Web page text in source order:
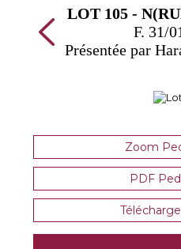
LOT 105 -
F. 31/
Présentée par
Zoom
PDF